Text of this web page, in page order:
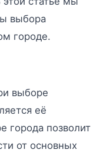
выбора
городе.
выборе
её
города позволит
от основных